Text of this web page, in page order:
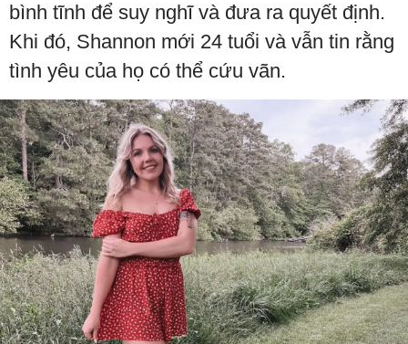
bình tĩnh để suy nghĩ và đưa ra quyết định.
Khi đó, Shannon mới 24 tuổi và vẫn tin rằng
tình yêu của họ có thể cứu vãn.